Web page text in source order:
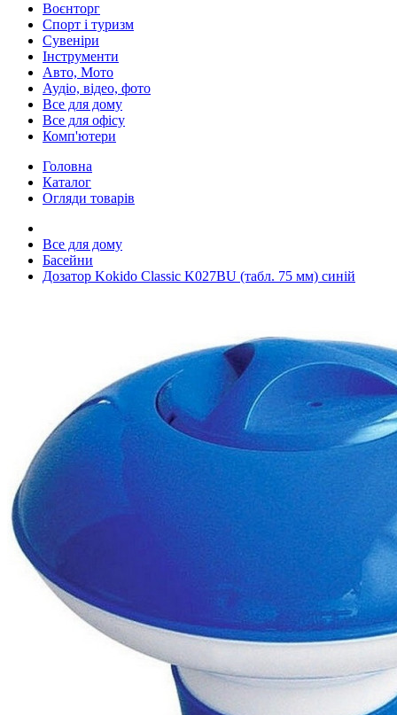
Воєнторг
Спорт і туризм
Сувеніри
Інструменти
Авто, Мото
Аудіо, відео, фото
Все для дому
Все для офісу
Комп'ютери
Головна
Каталог
Огляди товарів
Все для дому
Басейни
Дозатор Kokido Classic K027BU (табл. 75 мм) синій